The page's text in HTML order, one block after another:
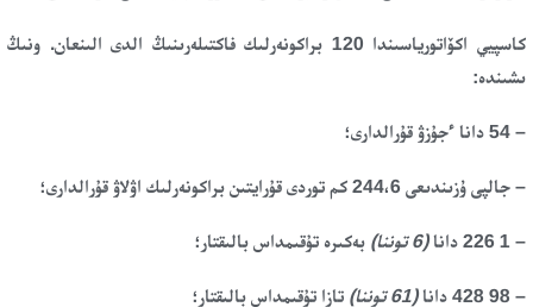
كاسپيي اكۆاتورياسىندا 120 براكونەرلىك فاكتىلەرىنىڭ الدى الىنعان. ونىڭ
ىشىندە:
– 54 دانا ءجۇزۋ قۇرالدارى؛
– جالپى ۇزىندىعى 244،6 كم توردى قۇرايتىن براكونەرلىك اۋلاۋ قۇرالدارى؛
– 1 226 دانا (6 توننا ) بەكىرە تۇقىمداس بالىقتار؛
– 98 428 دانا (61 توننا ) تازا تۇقىمداس بالىقتار؛